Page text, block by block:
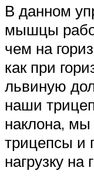
В данном
мышцы
чем на
как при
львиную
наши
наклона,
трицепсы и
нагрузку